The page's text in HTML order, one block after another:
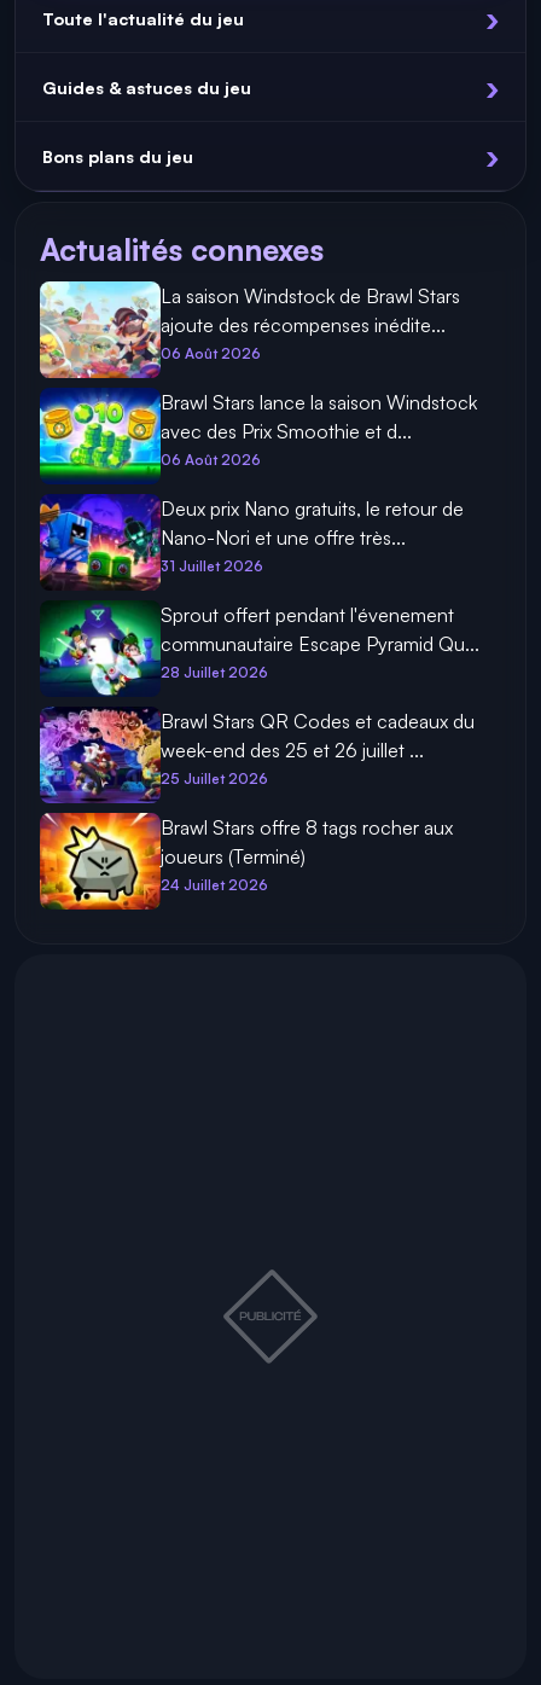
Toute l'actualité du jeu
Guides & astuces du jeu
Bons plans du jeu
Actualités connexes
La saison Windstock de Brawl Stars
ajoute des récompenses inédite...
06 Août 2026
Brawl Stars lance la saison Windstock
avec des Prix Smoothie et d...
06 Août 2026
Deux prix Nano gratuits, le retour de
Nano-Nori et une offre très...
31 Juillet 2026
Sprout offert pendant l'évenement
communautaire Escape Pyramid Qu...
28 Juillet 2026
Brawl Stars QR Codes et cadeaux du
week-end des 25 et 26 juillet ...
25 Juillet 2026
Brawl Stars offre 8 tags rocher aux
joueurs (Terminé)
24 Juillet 2026